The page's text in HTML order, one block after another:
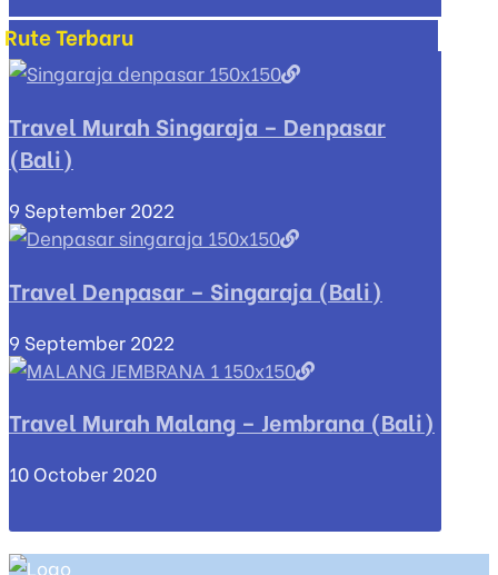
Rute Terbaru
Travel Murah Singaraja – Denpasar
(Bali)
9 September 2022
Travel Denpasar – Singaraja (Bali)
9 September 2022
Travel Murah Malang – Jembrana (Bali)
10 October 2020